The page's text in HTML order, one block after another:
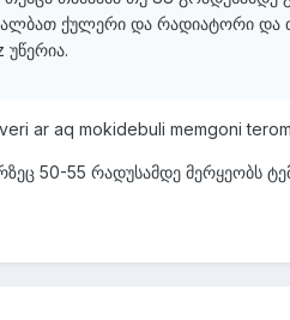
ქულერი და რადიატორი და
ar aq mokidebuli memgoni
50-55 რადუსამდე მერყეობს